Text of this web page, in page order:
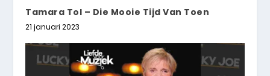
Tamara Tol – Die Mooie Tijd Van Toen
21 januari 2023